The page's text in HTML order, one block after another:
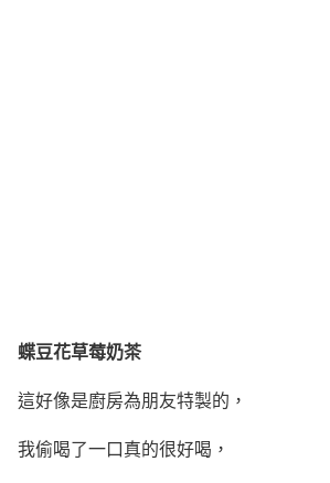
蝶豆花草莓奶茶
這好像是廚房為朋友特製的，
我偷喝了一口真的很好喝，